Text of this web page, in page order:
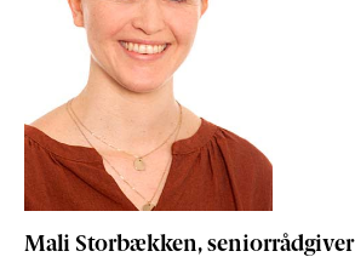
Mali Storbækken, seniorrådgiver